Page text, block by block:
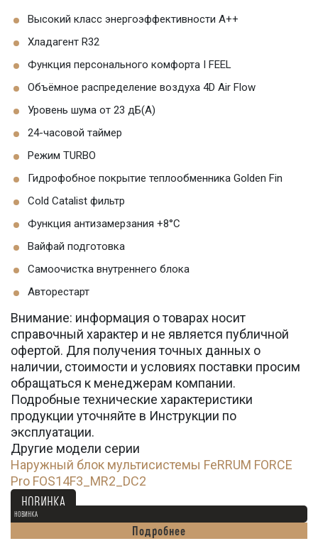
Высокий класс энергоэффективности А++
Хладагент R32
Функция персонального комфорта I FEEL
Объёмное распределение воздуха 4D Air Flow
Уровень шума от 23 дБ(А)
24-часовой таймер
Режим TURBO
Гидрофобное покрытие теплообменника Golden Fin
Cold Catalist фильтр
Функция антизамерзания +8°С
Вайфай подготовка
Самоочистка внутреннего блока
Авторестарт
Внимание: информация о товарах носит
справочный характер и не является публичной
офертой. Для получения точных данных о
наличии, стоимости и условиях поставки просим
обращаться к менеджерам компании.
Подробные технические характеристики
продукции уточняйте в Инструкции по
эксплуатации.
Другие модели серии
Наружный блок мультисистемы FeRRUM FORCE
Pro FOS14F3_MR2_DC2
НОВИНКА
68 900Ꝑ
НОВИНКА
Подробнее